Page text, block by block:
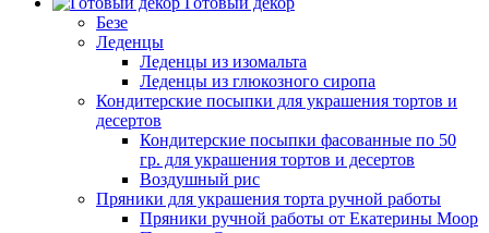
Безе
Леденцы
Леденцы из изомальта
Леденцы из глюкозного сиропа
Кондитерские посыпки для украшения тортов и
десертов
Кондитерские посыпки фасованные по 50
гр. для украшения тортов и десертов
Воздушный рис
Пряники для украшения торта ручной работы
Пряники ручной работы от Екатерины Моор